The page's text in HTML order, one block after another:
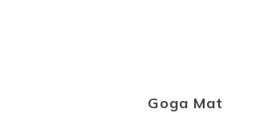
Goga Mat